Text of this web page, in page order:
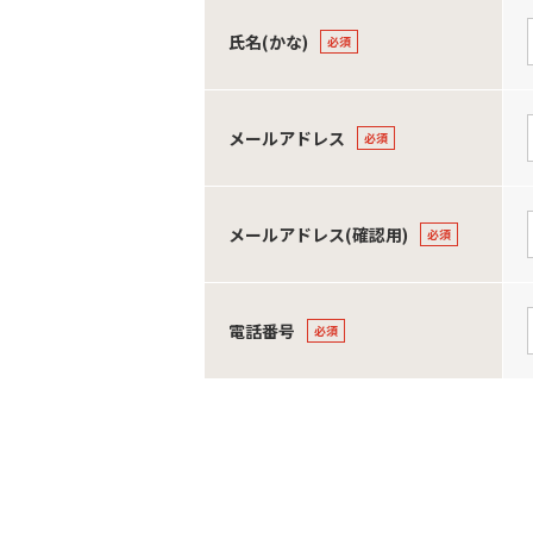
氏名(かな)
メールアドレス
メールアドレス(確認用)
電話番号